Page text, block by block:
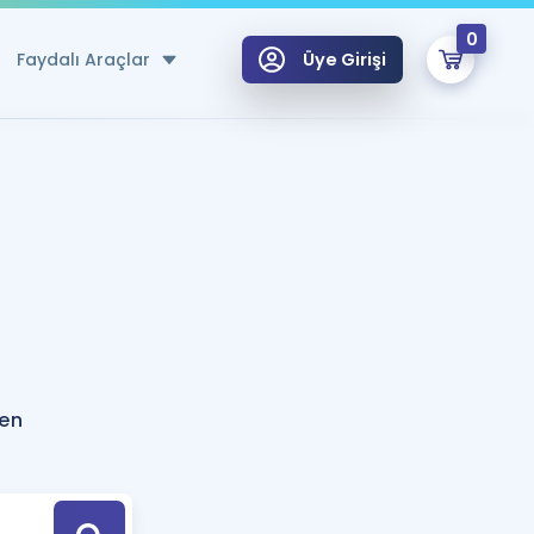
Faydalı Araçlar
Hesaplama Aracı
için Öneriler
Tek Takvimde
Üye Girişi
0
Hoca ile seni sınava hazırlayacak onlarca eğitim seni bekliyor!